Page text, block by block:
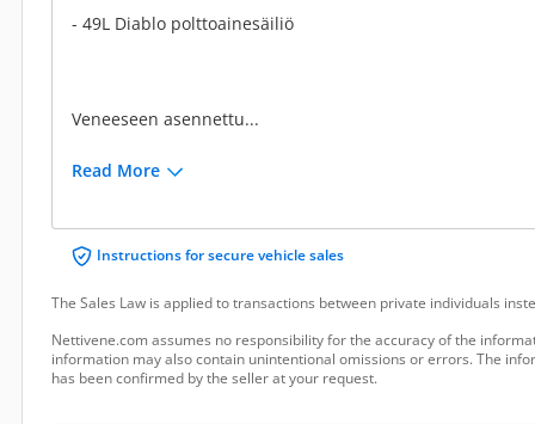
- 49L Diablo polttoainesäiliö
Veneeseen asennettu...
Read More
Instructions for secure vehicle sales
The Sales Law is applied to transactions between private individuals
Nettivene.com assumes no responsibility for the accuracy of the
information may also contain unintentional omissions or errors. The
has been confirmed by the seller at your request.